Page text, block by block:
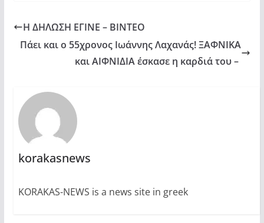
Η ΔΗΛΩΣΗ ΕΓΙΝΕ – ΒΙΝΤΕΟ
Πάει και ο 55χρονος Ιωάννης Λαχανάς! ΞΑΦΝΙΚΑ
και ΑΙΦΝΙΔΙΑ έσκασε η καρδιά του –
korakasnews
KORAKAS-NEWS is a news site in greek